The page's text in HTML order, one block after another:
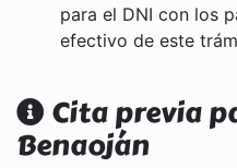
para el DNI con los
efectivo de este
Cita previa
Benaoján